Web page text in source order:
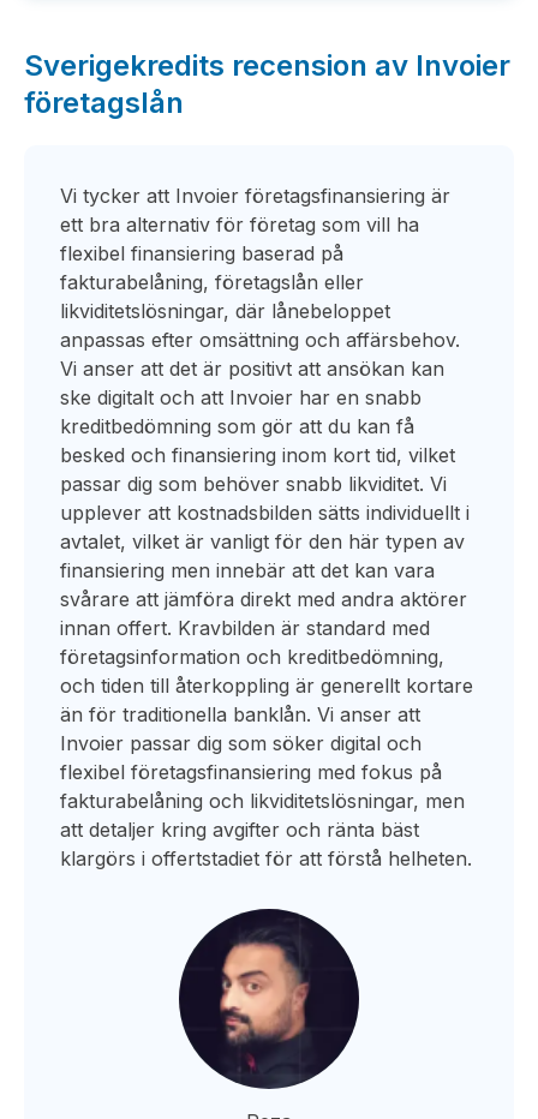
Sverigekredits recension av Invoier
företagslån
Vi tycker att Invoier företagsfinansiering är
ett bra alternativ för företag som vill ha
flexibel finansiering baserad på
fakturabelåning, företagslån eller
likviditetslösningar, där lånebeloppet
anpassas efter omsättning och affärsbehov.
Vi anser att det är positivt att ansökan kan
ske digitalt och att Invoier har en snabb
kreditbedömning som gör att du kan få
besked och finansiering inom kort tid, vilket
passar dig som behöver snabb likviditet. Vi
upplever att kostnadsbilden sätts individuellt i
avtalet, vilket är vanligt för den här typen av
finansiering men innebär att det kan vara
svårare att jämföra direkt med andra aktörer
innan offert. Kravbilden är standard med
företagsinformation och kreditbedömning,
och tiden till återkoppling är generellt kortare
än för traditionella banklån. Vi anser att
Invoier passar dig som söker digital och
flexibel företagsfinansiering med fokus på
fakturabelåning och likviditetslösningar, men
att detaljer kring avgifter och ränta bäst
klargörs i offertstadiet för att förstå helheten.